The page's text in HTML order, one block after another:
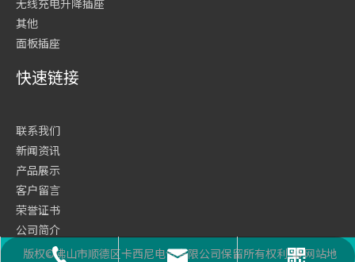
其他
面板插座
座机号码
邮箱
二维码
快速链接
联系我们
新闻资讯
产品展示
客户留言
荣誉证书
公司简介
网站首页
版权©佛山市顺德区卡西尼电气有限公司保留所有权利 网站地